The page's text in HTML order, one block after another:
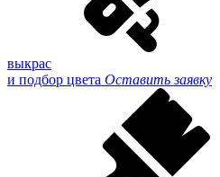
выкрас
и подбор цвета Оставить заявку